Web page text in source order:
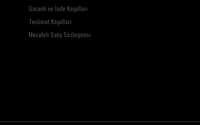
Garanti ve İade Koşulları
Teslimat Koşulları
Mesafeli Satış Sözleşmesi